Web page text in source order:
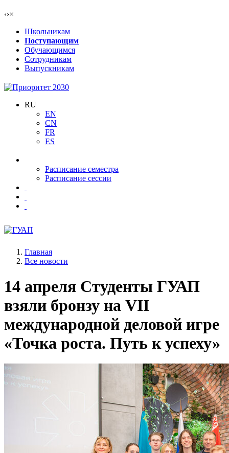
‹›×
Школьникам
Поступающим
Обучающимся
Сотрудникам
Выпускникам
RU
EN
CN
FR
ES
Расписание семестра
Расписание сессии
Главная
Все новости
14 апреля Студенты ГУАП
взяли бронзу на VII
международной деловой игре
«Точка роста. Путь к успеху»